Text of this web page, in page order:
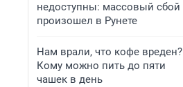
недоступны: массовый сбой
произошел в Рунете
Нам врали, что кофе вреден?
Кому можно пить до пяти
чашек в день